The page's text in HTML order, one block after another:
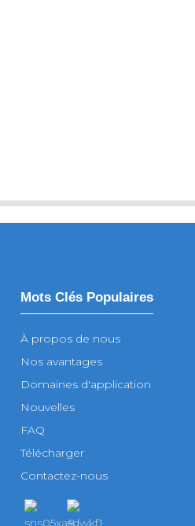
Mots Clés Populaires
À propos de nous
Nos avantages
Domaines d'application
Nouvelles
FAQ
Télécharger
Contactez-nous